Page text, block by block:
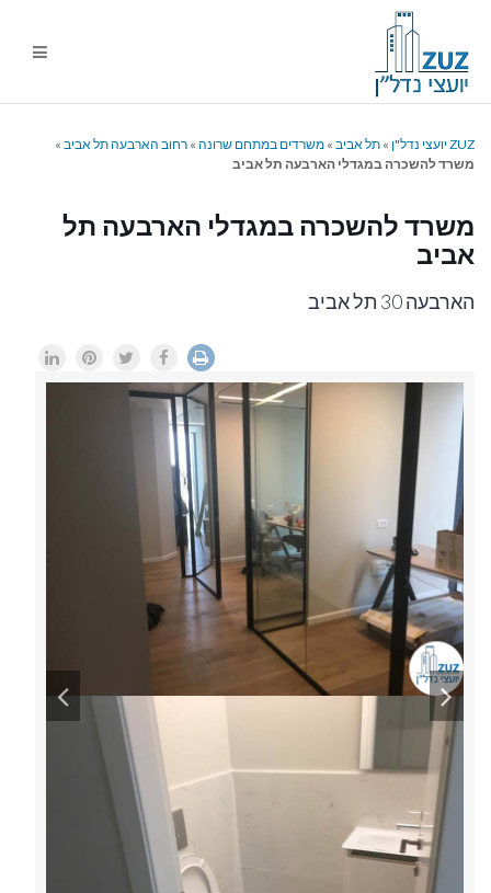
ZUZ יועצי נדל"ן » תל אביב » משרדים במתחם שרונה » רחוב הארבעה תל אביב »
משרד להשכרה במגדלי הארבעה תל אביב
משרד להשכרה במגדלי הארבעה תל
אביב
הארבעה 30 תל אביב